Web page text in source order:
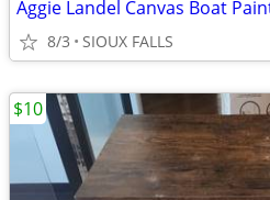
Aggie Landel Canvas Boat
8/3 SIOUX FALLS
$10